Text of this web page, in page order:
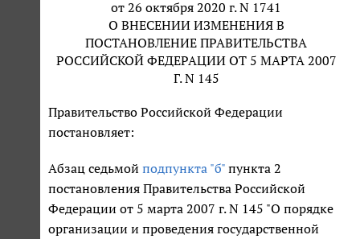
от 26 октября 2020 г. N 1741
О ВНЕСЕНИИ ИЗМЕНЕНИЯ В
ПОСТАНОВЛЕНИЕ ПРАВИТЕЛЬСТВА
РОССИЙСКОЙ ФЕДЕРАЦИИ ОТ 5 МАРТА 2007
Г. N 145
Правительство Российской Федерации
постановляет:
Абзац седьмой подпункта "б" пункта 2
постановления Правительства Российской
Федерации от 5 марта 2007 г. N 145 "О порядке
организации и проведения государственной